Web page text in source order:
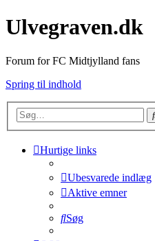
Ulvegraven.dk
Forum for FC Midtjylland fans
Spring til indhold
Hurtige links
Ubesvarede indlæg
Aktive emner
Søg